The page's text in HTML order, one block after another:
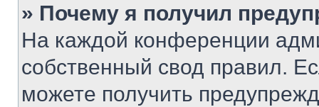
» Почему я получил
На каждой конференции
собственный свод правил.
можете получить